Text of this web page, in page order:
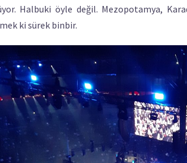
Halbuki öyle değil. Mezopotamya,
ki sürek binbir.